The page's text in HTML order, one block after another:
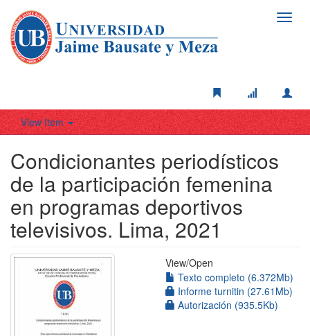
View Item
Condicionantes periodísticos
de la participación femenina
en programas deportivos
televisivos. Lima, 2021
View/Open
Texto completo (6.372Mb)
Informe turnitin (27.61Mb)
Autorización (935.5Kb)